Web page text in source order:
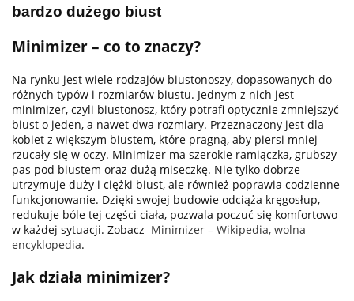
bardzo dużego biust
Minimizer – co to znaczy?
Na rynku jest wiele rodzajów biustonoszy, dopasowanych do
różnych typów i rozmiarów biustu. Jednym z nich jest
minimizer, czyli biustonosz, który potrafi optycznie zmniejszyć
biust o jeden, a nawet dwa rozmiary. Przeznaczony jest dla
kobiet z większym biustem, które pragną, aby piersi mniej
rzucały się w oczy. Minimizer ma szerokie ramiączka, grubszy
pas pod biustem oraz dużą miseczkę. Nie tylko dobrze
utrzymuje duży i ciężki biust, ale również poprawia codzienne
funkcjonowanie. Dzięki swojej budowie odciąża kręgosłup,
redukuje bóle tej części ciała, pozwala poczuć się komfortowo
w każdej sytuacji. Zobacz Minimizer – Wikipedia, wolna
encyklopedia.
Jak działa minimizer?